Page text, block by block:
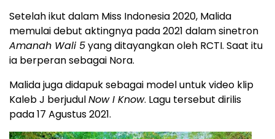
Setelah ikut dalam Miss Indonesia 2020, Malida
memulai debut aktingnya pada 2021 dalam sinetron
Amanah Wali 5yang ditayangkan oleh RCTI. Saat itu
ia berperan sebagai Nora.
Malida juga didapuk sebagai model untuk video klip
Kaleb J berjudulNow I Know. Lagu tersebut dirilis
pada 17 Agustus 2021.